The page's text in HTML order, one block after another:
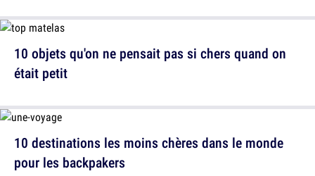
10 objets qu'on ne pensait pas si chers quand on
était petit
10 destinations les moins chères dans le monde
pour les backpakers